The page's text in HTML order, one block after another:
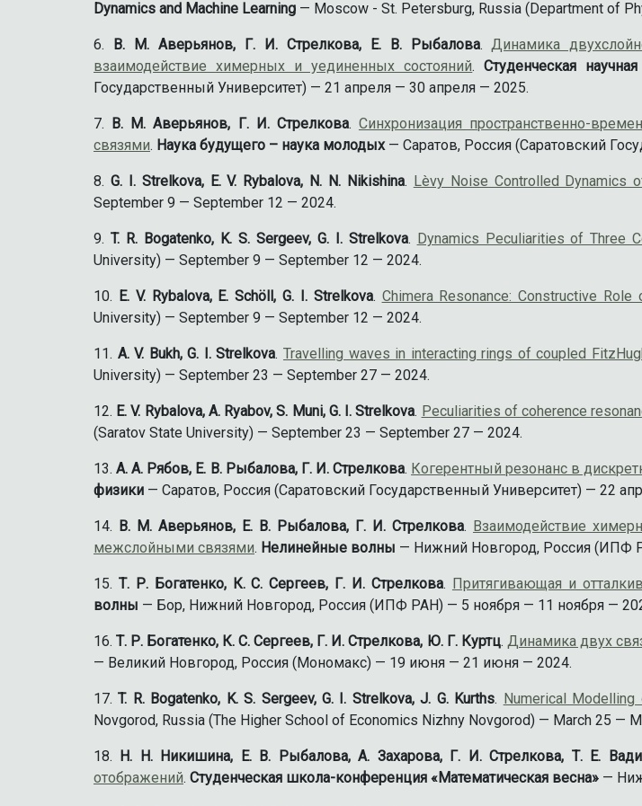
Dynamics and Machine Learning — Moscow - St. Petersburg, Russia (Department of
В. М. Аверьянов, Г. И. Стрелкова, Е. В. Рыбалова.Динамика
взаимодействие химерных и уединенных состояний.Студенческая
Государственный Университет) — 21 апреля — 30 апреля — 2025.
В. М. Аверьянов, Г. И. Стрелкова. Синхронизация пространственно-
связями. Наука будущего – наука молодых— Саратов, Россия (Саратовский
G. I. Strelkova, E. V. Rybalova, N. N. Nikishina. Lèvy Noise Controlled Dynamics
September 9 — September 12 — 2024.
T. R. Bogatenko, K. S. Sergeev, G. I. Strelkova. Dynamics Peculiarities of Three
University) — September 9 — September 12 — 2024.
E. V. Rybalova, E. Schöll, G. I. Strelkova. Chimera Resonance: Constructive
University) — September 9 — September 12 — 2024.
A. V. Bukh, G. I. Strelkova. Travelling waves in interacting rings of coupled
University) — September 23 — September 27 — 2024.
E. V. Rybalova, A. Ryabov, S. Muni, G. I. Strelkova. Peculiarities of coherence
(Saratov State University) — September 23 — September 27 — 2024.
А. А. Рябов, Е. В. Рыбалова, Г. И. Стрелкова. Когерентный резонанс в
физики — Саратов, Россия (Саратовский Государственный Университет) — 22
В. М. Аверьянов, Е. В. Рыбалова, Г. И. Стрелкова. Взаимодействие
межслойными связями. Нелинейные волны — Нижний Новгород, Россия (ИПФ
Т. Р. Богатенко, К. С. Сергеев, Г. И. Стрелкова. Притягивающая и
волны — Бор, Нижний Новгород, Россия (ИПФ РАН) — 5 ноября — 11 ноября —
Т. Р. Богатенко, К. С. Сергеев, Г. И. Стрелкова, Ю. Г. Куртц. Динамика двух
— Великий Новгород, Россия (Мономакс) — 19 июня — 21 июня — 2024.
T. R. Bogatenko, K. S. Sergeev, G. I. Strelkova, J. G. Kurths. Numerical
Novgorod, Russia (The Higher School of Economics Nizhny Novgorod) — March 25 —
Н. Н. Никишина, Е. В. Рыбалова, А. Захарова, Г. И. Стрелкова, Т. Е.
отображений. Cтуденческая школа-конференция «Математическая весна» —